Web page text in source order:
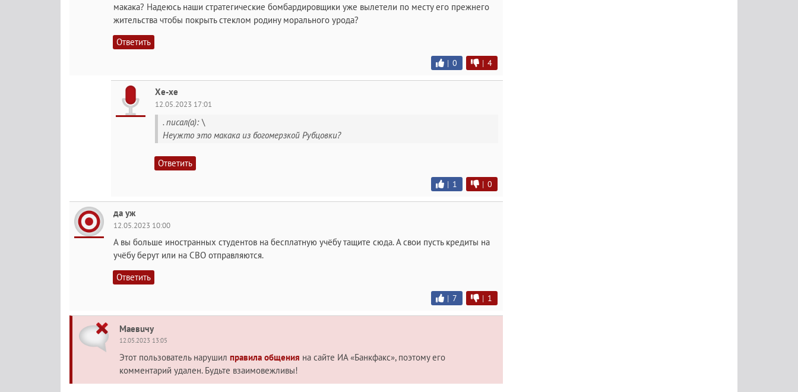
макака? Надеюсь наши стратегические бомбардировщики уже вылетели по месту его прежнего
жительства чтобы покрыть стеклом родину морального урода?
Ответить
| 0 | 4
Хе-хе
12.05.2023 17:01
. писал(а): \
Неужто это макака из богомерзкой Рубцовки?
Ответить
| 1 | 0
да уж
12.05.2023 10:00
А вы больше иностранных студентов на бесплатную учёбу тащите сюда. А свои пусть кредиты на
учёбу берут или на СВО отправляются.
Ответить
| 7 | 1
Maeвuчy
12.05.2023 13:05
Этот пользователь нарушил правила общения на сайте ИА «Банкфакс», поэтому его
комментарий удален. Будьте взаимовежливы!